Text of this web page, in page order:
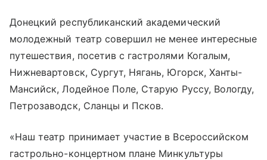
Донецкий республиканский академический
молодежный театр совершил не менее интересные
путешествия, посетив с гастролями Когалым,
Нижневартовск, Сургут, Нягань, Югорск, Ханты-
Мансийск, Лодейное Поле, Старую Руссу, Вологду,
Петрозаводск, Сланцы и Псков.
«Наш театр принимает участие в Всероссийском
гастрольно-концертном плане Минкультуры